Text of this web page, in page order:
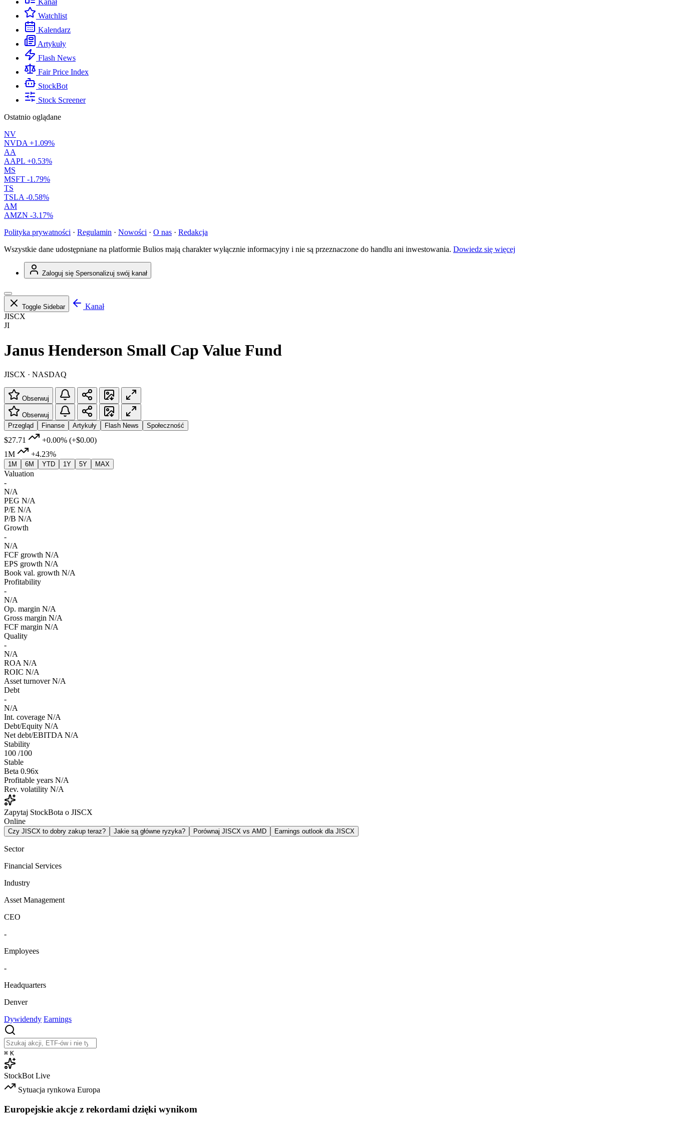
Kanał
Watchlist
Kalendarz
Artykuły
Flash News
Fair Price Index
StockBot
Stock Screener
Ostatnio oglądane
NV
NVDA +1.09%
AA
AAPL +0.53%
MS
MSFT -1.79%
TS
TSLA -0.58%
AM
AMZN -3.17%
Polityka prywatności · Regulamin · Nowości · O nas · Redakcja
Wszystkie dane udostępniane na platformie Bulios mają charakter wyłącznie informacyjny i nie są przeznaczone do handlu ani inwestowania. Dowiedz się więcej
Zaloguj się Spersonalizuj swój kanał
Toggle Sidebar
Kanał
JISCX
JI
Janus Henderson Small Cap Value Fund
JISCX · NASDAQ
Obserwuj
Obserwuj
Przegląd
Finanse Artykuły Flash News Społeczność
$27.71 +0.00% (+$0.00)
1M
+4.23%
1M 6M YTD 1Y 5Y MAX
Valuation
-
N/A
PEG N/A
P/E N/A
P/B N/A
Growth
-
N/A
FCF growth N/A
EPS growth N/A
Book val. growth N/A
Profitability
-
N/A
Op. margin N/A
Gross margin N/A
FCF margin N/A
Quality
-
N/A
ROA N/A
ROIC N/A
Asset turnover N/A
Debt
-
N/A
Int. coverage N/A
Debt/Equity N/A
Net debt/EBITDA N/A
Stability
100 /100
Stable
Beta 0.96x
Profitable years N/A
Rev. volatility N/A
Zapytaj StockBota o JISCX
Online
Czy JISCX to dobry zakup teraz? Jakie są główne ryzyka? Porównaj JISCX vs AMD Earnings outlook dla JISCX
Sector
Financial Services
Industry
Asset Management
CEO
-
Employees
-
Headquarters
Denver
Dywidendy Earnings
⌘ K
StockBot Live
Sytuacja rynkowa Europa
Europejskie akcje z rekordami dzięki wynikom